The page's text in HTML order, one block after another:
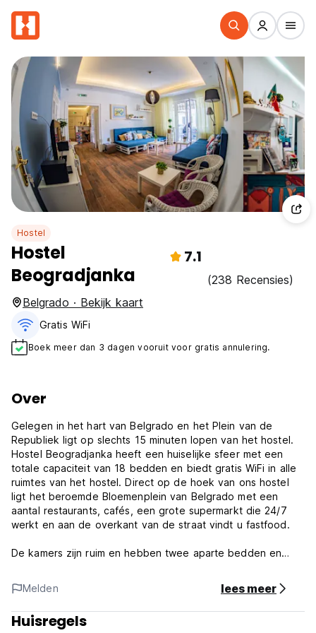
Hostel
Hostel
Beogradjanka
7.1
(238 Recensies)
Belgrado · Bekijk kaart
Gratis WiFi
Boek meer dan 3 dagen vooruit voor gratis annulering.
Over
Gelegen in het hart van Belgrado en het Plein van de
Republiek ligt op slechts 15 minuten lopen van het hostel.
Hostel Beogradjanka heeft een huiselijke sfeer met een
totale capaciteit van 18 bedden en biedt gratis WiFi in alle
ruimtes van het hostel. Direct op de hoek van ons hostel
ligt het beroemde Bloemenplein van Belgrado met een
aantal restaurants, cafés, een grote supermarkt die 24/7
werkt en aan de overkant van de straat vindt u fastfood.
De kamers zijn ruim en hebben twee aparte bedden en
hebben airconditioning en zijn voorzien van gratis kluisjes
en een gratis haardroger. Handdoeken en beddengoed zijn
gratis. Gasten hebben toegang tot gedeelde badkamers.
Melden lees meer
Huisregels